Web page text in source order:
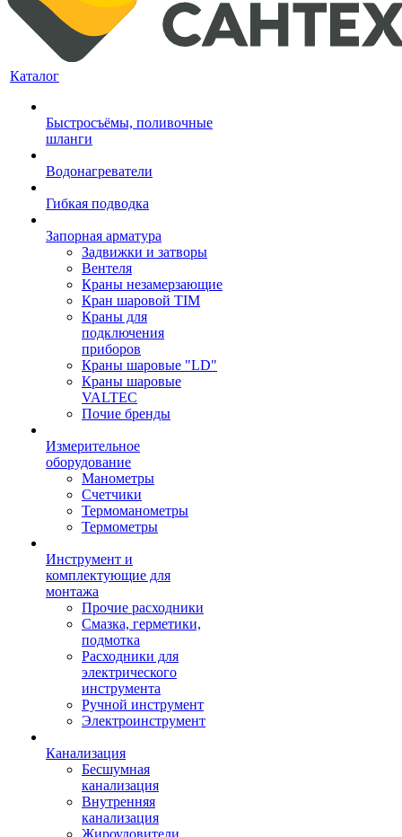
Каталог
Быстросъёмы, поливочные
шланги
Водонагреватели
Гибкая подводка
Запорная арматура
Задвижки и затворы
Вентеля
Краны незамерзающие
Кран шаровой TIM
Краны для
подключения
приборов
Краны шаровые "LD"
Краны шаровые
VALTEC
Почие бренды
Измерительное
оборудование
Манометры
Счетчики
Термоманометры
Термометры
Инструмент и
комплектующие для
монтажа
Прочие расходники
Смазка, герметики,
подмотка
Расходники для
электрического
инструмента
Ручной инструмент
Электроинструмент
Канализация
Бесшумная
канализация
Внутренняя
канализация
Жироуловители